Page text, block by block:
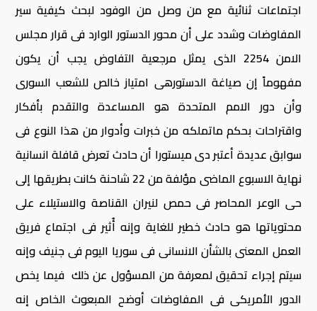
اجتماعات ثنائية مع من وصل من الوفود لبحث كيفية سير
المفاوضات وشدد على أن محور الدستور الوارد فى قرار مجلس
الامن 2254 الذى يمثل مرجعية التفاوض يجب أن يكون
مفهوماً إن صياغة الدستورهى امتياز خالص للشعب السورى
وأن دور الامم المتحدة هو المساعدة والتقدم بأفكار
واقتراحات بحكم ماتملكه من خبرات وأدوار من هذا النوع فى
سوابق عديدة أعتبر دى ميستورا أن حادث تعرض قافلة انسانية
نهاية الاسبوع الماضى مؤلفة من 22 شاحنة كانت بطريقها إلى
حى الوعر المحاصر فى حمص لنيران القناصة والاستيلاء على
محتوياتها هو حادث خطير للغاية وإنه أُثير فى اجتماع فريق
العمل المعنى بالشأن الانسانى فى سوريا اليوم فى جنيف وإنه
سيتم إجراء تحقيق لمعرفة من المسؤول عن ذلك فيما يخص
الدور الأمريكى فى المفاوضات أوضح المبعوث الخاص إنه